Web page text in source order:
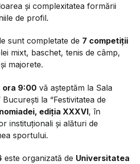
și complexitatea formării
de profil.
sunt completate de 7 competiții
mixt, baschet, tenis de câmp,
majorete.
ora 9:00 vă așteptăm la Sala
la “Festivitatea de
ediția XXXVI, în
instituționali și alături de
sportului.
este organizată de Universitatea